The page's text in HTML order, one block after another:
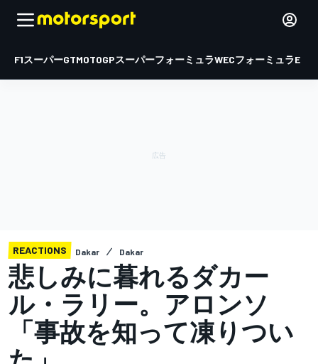
F1スーパーGTMOTOGPスーパーフォーミュラWECフォーミュラE
REACTIONS Dakar Dakar
悲しみに暮れるダカー
ル・ラリー。アロンソ
「事故を知って凍りつい